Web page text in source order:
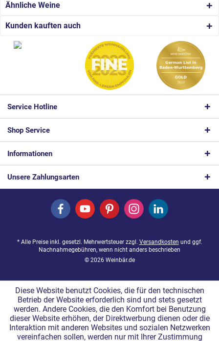
Ähnliche Weine
Kunden kauften auch
Service Hotline
Shop Service
Informationen
Unsere Zahlungsarten
* Alle Preise inkl. gesetzl. Mehrwertsteuer zzgl. Versandkosten und ggf.
Nachnahmegebühren, wenn nicht anders beschrieben
© 2026 Weinbär.de
Diese Website benutzt Cookies, die für den technischen
Betrieb der Website erforderlich sind und stets gesetzt
werden. Andere Cookies, die den Komfort bei Benutzung
dieser Website erhöhen, der Direktwerbung dienen oder die
Interaktion mit anderen Websites und sozialen Netzwerken
vereinfachen sollen, werden nur mit Ihrer Zustimmung